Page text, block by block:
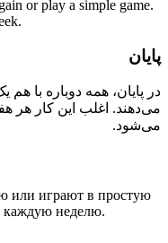
or play a simple game.
پایان
در پایان، همه دوباره با هم
می‌دهند. اغلب این کار هر
می‌شود.
или играют в простую
каждую неделю.